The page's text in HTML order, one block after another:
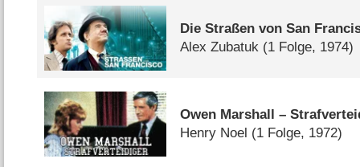
Die Straßen von San
Alex Zubatuk (1 Folge, 1974)
Owen Marshall –
Henry Noel (1 Folge, 1972)